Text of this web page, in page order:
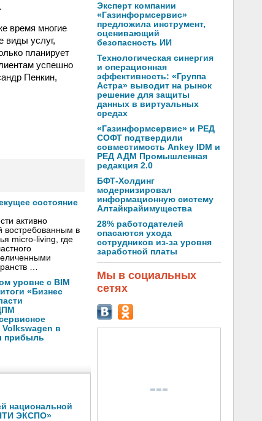
время многие
виды услуг,
планирует
успешно
Пенкин,
состояние
активно
востребованным в
micro-living, где
…
уровне с BIM
«Бизнес
в
прибыль
национальной
ЭКСПО»
Эксперт компании
«Газинформсервис»
предложила инструмент,
оценивающий
безопасность ИИ
Технологическая синергия
и операционная
эффективность: «Группа
Астра» выводит на рынок
решение для защиты
данных в виртуальных
средах
«Газинформсервис» и РЕД
СОФТ подтвердили
совместимость Ankey IDM и
РЕД АДМ Промышленная
редакция 2.0
БФТ-Холдинг
модернизировал
информационную систему
Алтайкрайимущества
28% работодателей
опасаются ухода
сотрудников из-за уровня
заработной платы
Мы в социальных
сетях